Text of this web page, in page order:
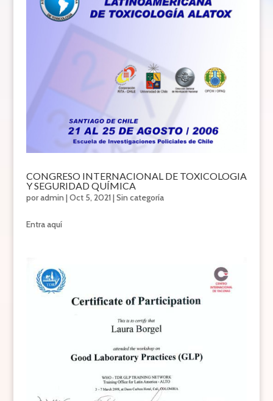
CONGRESO INTERNACIONAL DE TOXICOLOGIA
Y SEGURIDAD QUÍMICA
poradmin |Oct 5, 2021|Sin categoría
Entra aquí